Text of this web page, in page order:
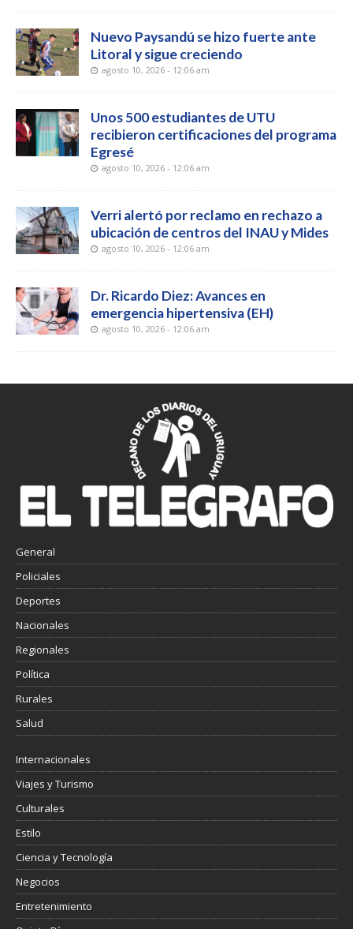
Nuevo Paysandú se hizo fuerte ante
Litoral y sigue creciendo
agosto 10, 2026 - 12:06 am
Unos 500 estudiantes de UTU
recibieron certificaciones del programa
Egresé
agosto 10, 2026 - 12:06 am
Verri alertó por reclamo en rechazo a
ubicación de centros del INAU y Mides
agosto 10, 2026 - 12:06 am
Dr. Ricardo Diez: Avances en
emergencia hipertensiva (EH)
agosto 10, 2026 - 12:06 am
General
Policiales
Deportes
Nacionales
Regionales
Política
Rurales
Salud
Internacionales
Viajes y Turismo
Culturales
Estilo
Ciencia y Tecnología
Negocios
Entretenimiento